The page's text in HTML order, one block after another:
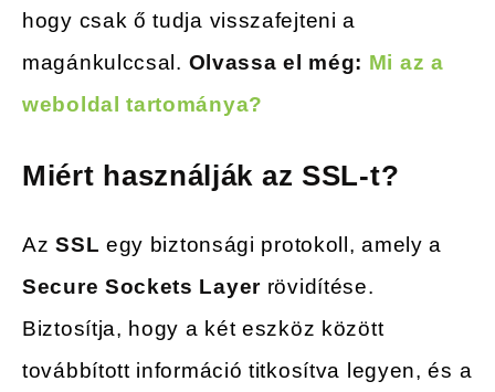
hogy csak ő tudja visszafejteni a
magánkulccsal. Olvassa el még: Mi az a
weboldal tartománya?
Miért használják az SSL-t?
AzSSL egy biztonsági protokoll, amely a
Secure Sockets Layer rövidítése.
Biztosítja, hogy a két eszköz között
továbbított információ titkosítva legyen, és a